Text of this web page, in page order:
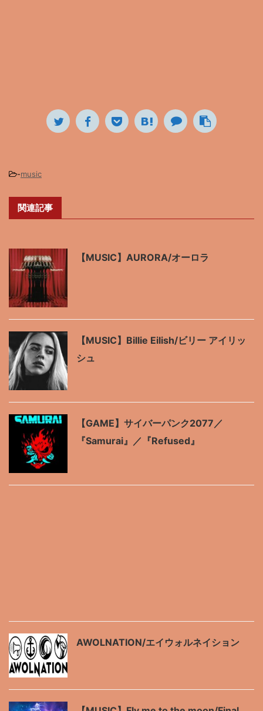
-music
関連記事
【MUSIC】AURORA/オーロラ
【MUSIC】Billie Eilish/ビリー アイリッ
シュ
【GAME】サイバーパンク2077／
『Samurai』／『Refused』
AWOLNATION/エイウォルネイション